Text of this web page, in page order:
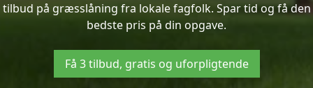
tilbud på græsslåning fra lokale fagfolk. Spar tid og få den
bedste pris på din opgave.
Få 3 tilbud, gratis og uforpligtende